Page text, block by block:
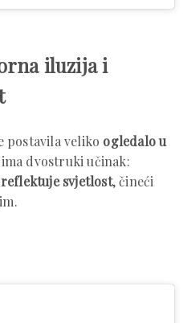
iluzija i
postavila veliko ogledalo u
dvostruki učinak:
reflektuje svjetlost, čineći